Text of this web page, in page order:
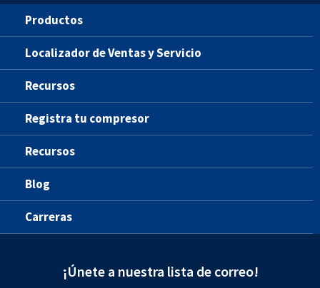
Productos
Localizador de Ventas y Servicio
Recursos
Registra tu compresor
Recursos
Blog
Carreras
¡Únete a nuestra lista de correo!